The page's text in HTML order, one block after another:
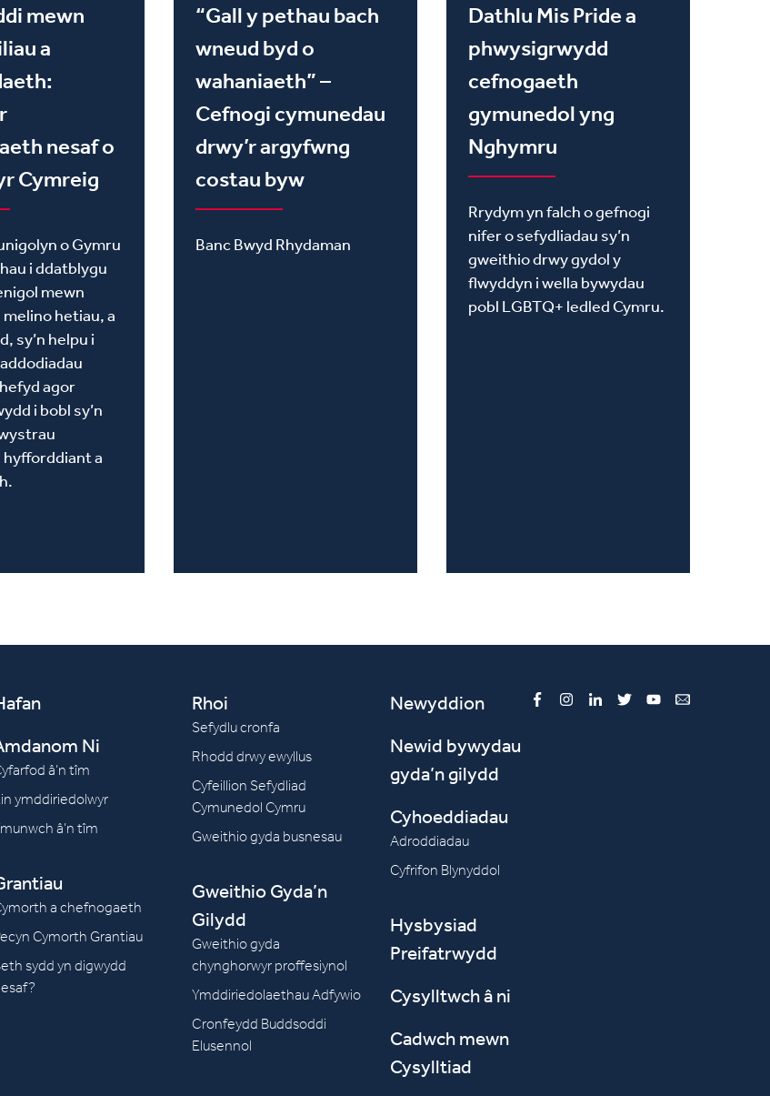
mewn
a
nesaf o
Cymreig
o Gymru
i ddatblygu
mewn
hetiau, a
sy’n helpu i
agor
i bobl sy’n
hyfforddiant a
“Gall y pethau bach
wneud byd o
wahaniaeth” –
Cefnogi cymunedau
drwy’r argyfwng
costau byw
Banc Bwyd Rhydaman
Dathlu Mis Pride a
phwysigrwydd
cefnogaeth
gymunedol yng
Nghymru
Rrydym yn falch o gefnogi
nifer o sefydliadau sy’n
gweithio drwy gydol y
flwyddyn i wella bywydau
pobl LGBTQ+ ledled Cymru.
Ni
â’n tîm
ymddiriedolwyr
â’n tîm
a chefnogaeth
Cymorth Grantiau
sydd yn digwydd
Rhoi
Sefydlu cronfa
Rhodd drwy ewyllus
Cyfeillion Sefydliad
Cymunedol Cymru
Gweithio gyda busnesau
Gweithio Gyda’n
Gilydd
Gweithio gyda
chynghorwyr proffesiynol
Ymddiriedolaethau Adfywio
Cronfeydd Buddsoddi
Elusennol
Newyddion
Newid bywydau
gyda’n gilydd
Cyhoeddiadau
Adroddiadau
Cyfrifon Blynyddol
Hysbysiad
Preifatrwydd
Cysylltwch â ni
Cadwch mewn
Cysylltiad